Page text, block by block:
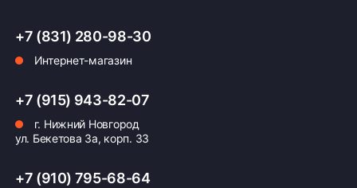
Оплата заказа
Возможна картой, наличными при получении,
формирование счёта для Юр.Лица
+7 (831) 280-98-30
Интернет-магазин
+7 (915) 943-82-07
г. Нижний Новгород
ул. Бекетова 3а, корп. 33
+7 (910) 795-68-64